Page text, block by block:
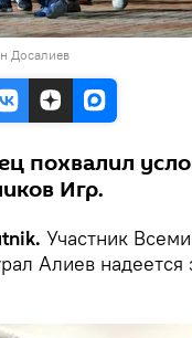
Досалиев
похвалил
Игр.
Участник
Алиев надеется